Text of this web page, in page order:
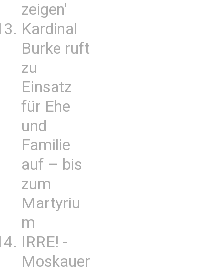
zeigen'
Kardinal
Burke ruft
zu
Einsatz
für Ehe
und
Familie
auf – bis
zum
Martyriu
m
IRRE! -
Moskauer